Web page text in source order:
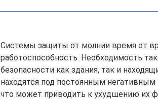
Системы защиты от молнии время от
работоспособность. Необходимость
безопасности как здания, так и
находятся под постоянным
что может приводить к ухудшению их